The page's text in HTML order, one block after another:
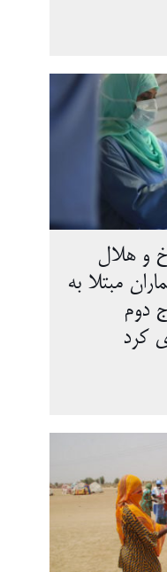
و هلال
مبتلا به
دوم
کرد